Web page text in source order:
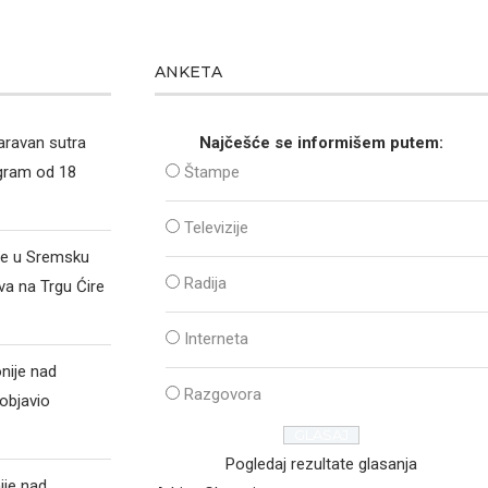
sutra
od 18
u Sremsku
na Trgu Ćire
nad
ANKETA
Najčešće se informišem putem:
Štampe
Televizije
Radija
Interneta
Razgovora
Pogledaj rezultate glasanja